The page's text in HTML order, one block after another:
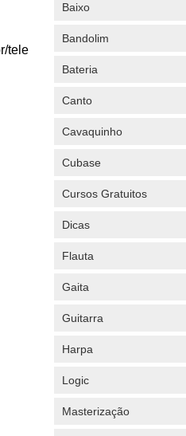
tele
Baixo
Bandolim
Bateria
Canto
Cavaquinho
Cubase
Cursos Gratuitos
Dicas
Flauta
Gaita
Guitarra
Harpa
Logic
Masterização